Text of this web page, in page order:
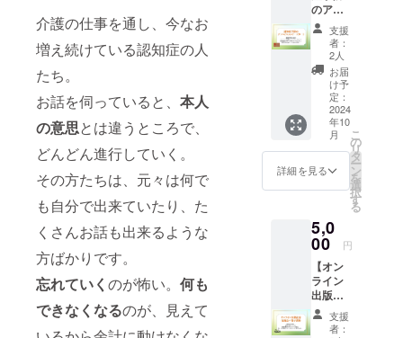
介護の仕事を通し、今なお
増え続けている認知症の人
たち。
お話を伺っていると、 本人
の意思とは違うところで、
どんどん進行していく。
その方たちは、元々は何で
も自分で出来ていたり、た
くさんお話も出来るような
方ばかりです。
忘れていく のが怖い。 何も
できなくなるのが、見えて
ダウン
ロード
をお願
いしま
す。指
定期間
を過ぎ
ると追
加料金
が発生
のでご
注意く
まで
の住所
宛に郵
送しま
す 提供
時期：
2025年
1月予定
のアド
バイス
メッ
セージ
カー
ド】 認
知症予
防に役
立つア
ドバイ
スを記
載した
メッ
セージ
ド。手
書き風
のデザ
インや
イラス
トを入
れて、
温かみ
支援
者：
2人
お届
け予
定：
2024
年10
月
詳細を見る
こ
の
リ
タ
ー
ン
を
選
択
す
る
5,0
00 円
【オン
ライン
出版記
念交流
会交流
支援
者：